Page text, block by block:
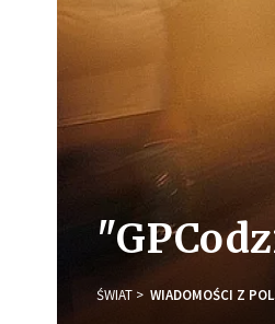
ŚWIAT WIADOMOŚCI Z